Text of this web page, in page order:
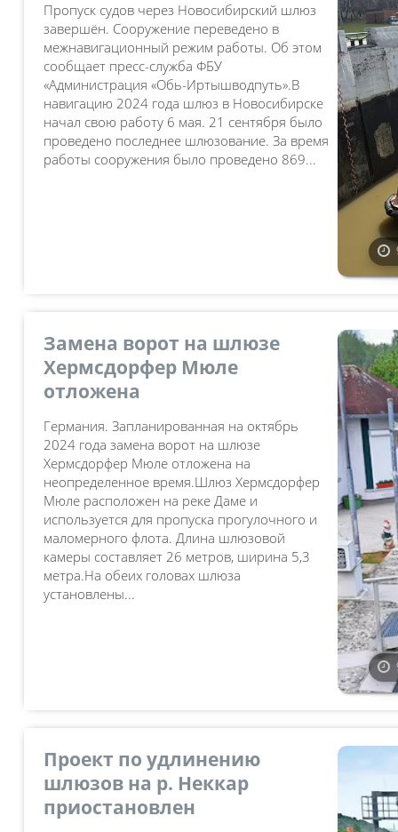
Пропуск судов через Новосибирский шлюз
завершён. Сооружение переведено в
межнавигационный режим работы. Об этом
сообщает пресс-служба ФБУ
«Администрация «Обь-Иртышводпуть».В
навигацию 2024 года шлюз в Новосибирске
начал свою работу 6 мая. 21 сентября было
проведено последнее шлюзование. За время
работы сооружения было проведено 869...
Замена ворот на шлюзе
Хермсдорфер Мюле
отложена
Германия. Запланированная на октябрь
2024 года замена ворот на шлюзе
Хермсдорфер Мюле отложена на
неопределенное время.Шлюз Хермсдорфер
Мюле расположен на реке Даме и
используется для пропуска прогулочного и
маломерного флота. Длина шлюзовой
камеры составляет 26 метров, ширина 5,3
метра.На обеих головах шлюза
установлены...
Проект по удлинению
шлюзов на р. Неккар
приостановлен